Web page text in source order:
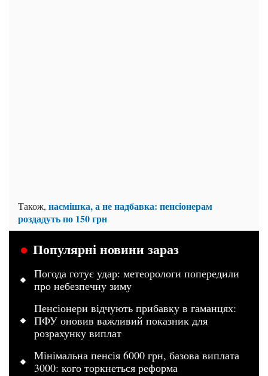
Також, насмішка, а не надбавка: пенсіонерам
роздадуть по 150 грн
Популярні новини зараз
Погода готує удар: метеорологи попередили
про небезпечну зиму
Пенсіонери відчують прибавку в гаманцях:
ПФУ оновив важливий показник для
розрахунку виплат
Мінімальна пенсія 6000 грн, базова виплата
3000: кого торкнеться реформа